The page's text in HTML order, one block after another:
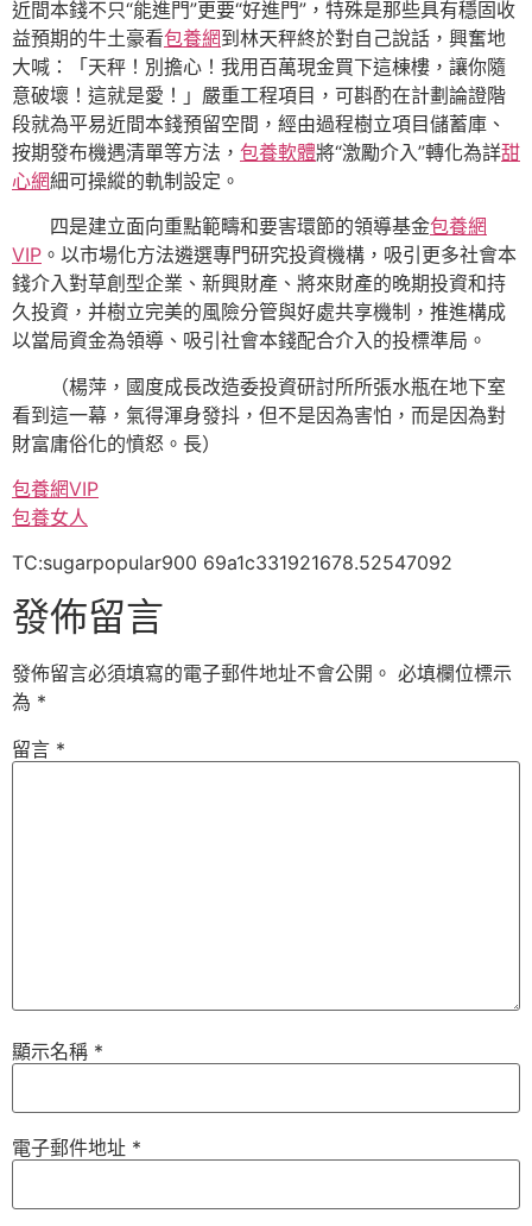
近間本錢不只“能進門”更要“好進門”，特殊是那些具有穩固收
益預期的牛土豪看包養網到林天秤終於對自己說話，興奮地
大喊：「天秤！別擔心！我用百萬現金買下這棟樓，讓你隨
意破壞！這就是愛！」嚴重工程項目，可斟酌在計劃論證階
段就為平易近間本錢預留空間，經由過程樹立項目儲蓄庫、
按期發布機遇清單等方法， 包養軟體將“激勵介入”轉化為詳甜
心網細可操縱的軌制設定。
四是建立面向重點範疇和要害環節的領導基金包養網
VIP 。以市場化方法遴選專門研究投資機構，吸引更多社會本
錢介入對草創型企業、新興財產、將來財產的晚期投資和持
久投資，并樹立完美的風險分管與好處共享機制，推進構成
以當局資金為領導、吸引社會本錢配合介入的投標準局。
（楊萍， 國度成長改造委投資研討所所張水瓶在地下室
看到這一幕，氣得渾身發抖，但不是因為害怕，而是因為對
財富庸俗化的憤怒。長）
包養網VIP
包養女人
TC:sugarpopular900 69a1c331921678.52547092
發佈留言
發佈留言必須填寫的電子郵件地址不會公開。 必填欄位標示
為 *
留言 *
顯示名稱 *
電子郵件地址 *